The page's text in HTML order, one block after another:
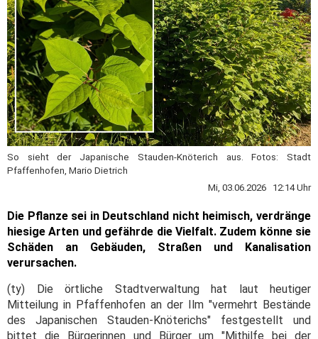
So sieht der Japanische Stauden-Knöterich aus. Fotos: Stadt
Pfaffenhofen, Mario Dietrich
Mi, 03.06.2026 12:14 Uhr
Die Pflanze sei in Deutschland nicht heimisch, verdränge
hiesige Arten und gefährde die Vielfalt. Zudem könne sie
Schäden an Gebäuden, Straßen und Kanalisation
verursachen.
(ty) Die örtliche Stadtverwaltung hat laut heutiger
Mitteilung in Pfaffenhofen an der Ilm "vermehrt Bestände
des Japanischen Stauden-Knöterichs" festgestellt und
bittet die Bürgerinnen und Bürger um "Mithilfe bei der